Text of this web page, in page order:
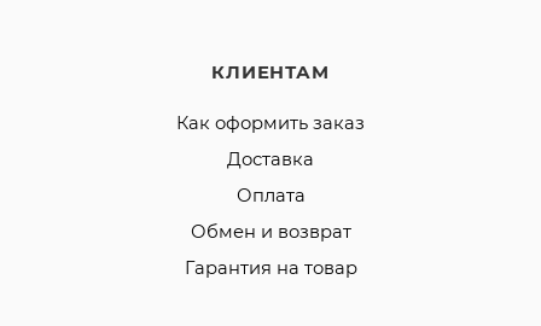
КЛИЕНТАМ
Как оформить заказ
Доставка
Оплата
Обмен и возврат
Гарантия на товар